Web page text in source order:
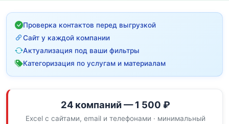
Проверка контактов перед выгрузкой
Сайт у каждой компании
Актуализация под ваши фильтры
Категоризация по услугам и материалам
24 компаний — 1 500 ₽
Excel с сайтами, email и телефонами · минимальный